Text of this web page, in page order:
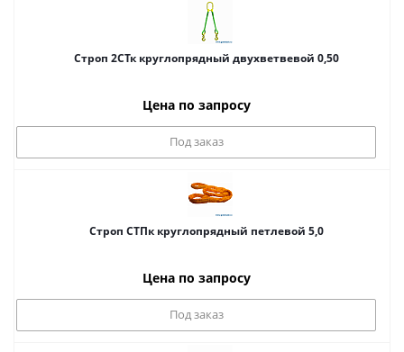
Строп 2СТк круглопрядный двухветвевой 0,50
Цена по запросу
Под заказ
Строп СТПк круглопрядный петлевой 5,0
Цена по запросу
Под заказ